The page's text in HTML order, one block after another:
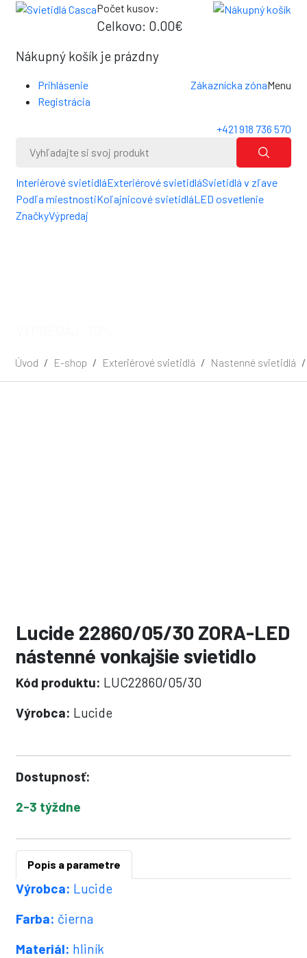
Počet kusov:
Celkovo: 0.00€
Nákupný košík je prázdny
Menu
Zákaznícka zóna
Prihlásenie
Registrácia
+421 918 736 570
Interiérové svietidláExteriérové svietidláSvietidlá v zľave
Podľa miestnostiKoľajnicové svietidláLED osvetlenie
ZnačkyVýpredaj
Úvod E-shop Exteriérové svietidlá Nastenné svietidlá
Lucide 22860/05/30 ZORA-LED
nástenné vonkajšie svietidlo
Kód produktu: LUC22860/05/30
Výrobca: Lucide
Dostupnosť:
2-3 týždne
Popis a parametre
Výrobca: Lucide
Farba: čierna
Materiál: hliník